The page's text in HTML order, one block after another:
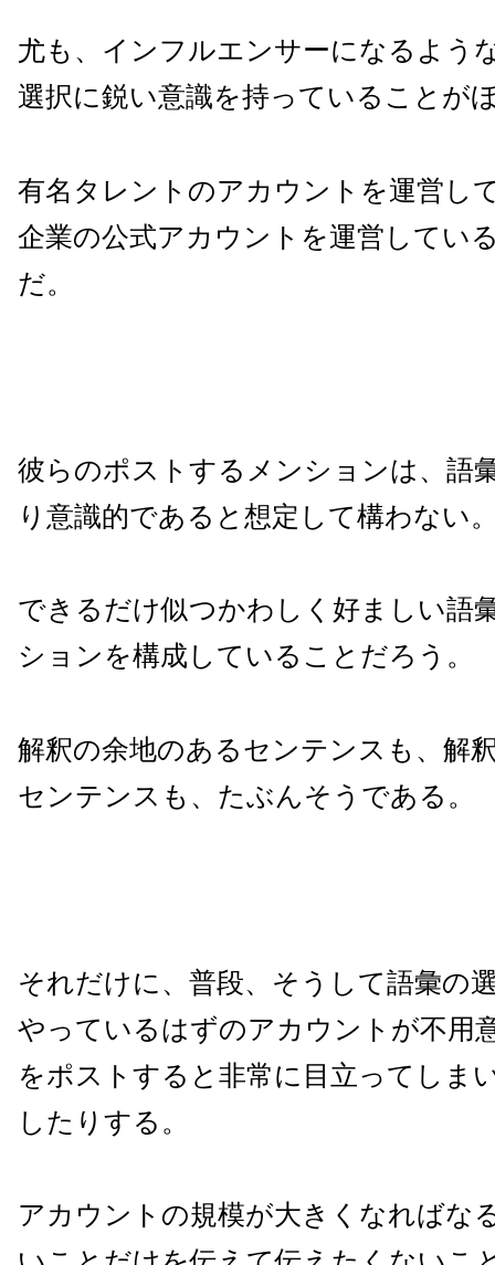
尤も、インフルエンサーになるよう
選択に鋭い意識を持っていることが
有名タレントのアカウントを運営し
企業の公式アカウントを運営してい
だ。
彼らのポストするメンションは、語
り意識的であると想定して構わない
できるだけ似つかわしく好ましい語
ションを構成していることだろう。
解釈の余地のあるセンテンスも、解
センテンスも、たぶんそうである。
それだけに、普段、そうして語彙の
やっているはずのアカウントが不用
をポストすると非常に目立ってしま
したりする。
アカウントの規模が大きくなればな